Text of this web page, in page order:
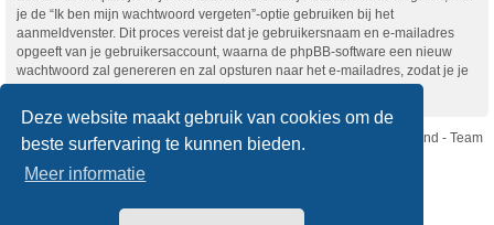
Deze website maakt gebruik van cookies om de
beste surfervaring te kunnen bieden.
Meer informatie
je de “Ik ben mijn wachtwoord vergeten”-optie gebruiken bij het
aanmeldvenster. Dit proces vereist dat je gebruikersnaam en e-mailadres
opgeeft van je gebruikersaccount, waarna de phpBB-software een nieuw
wachtwoord zal genereren en zal opsturen naar het e-mailadres, zodat je je
opnieuw kunt aanmelden.
Nikon Club Nederland - Team
Forum
Copyright © Nikon Club Nederland 2023